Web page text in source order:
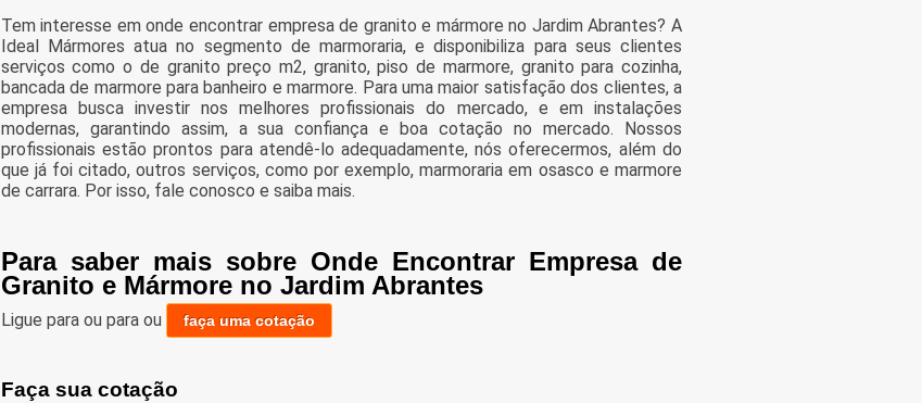
Tem interesse em onde encontrar empresa de granito e mármore no Jardim Abrantes? A
Ideal Mármores atua no segmento de marmoraria, e disponibiliza para seus clientes
serviços como o de granito preço m2, granito, piso de marmore, granito para cozinha,
bancada de marmore para banheiro e marmore. Para uma maior satisfação dos clientes, a
empresa busca investir nos melhores profissionais do mercado, e em instalações
modernas, garantindo assim, a sua confiança e boa cotação no mercado. Nossos
profissionais estão prontos para atendê-lo adequadamente, nós oferecermos, além do
que já foi citado, outros serviços, como por exemplo, marmoraria em osasco e marmore
de carrara. Por isso, fale conosco e saiba mais.
Para saber mais sobre Onde Encontrar Empresa de
Granito e Mármore no Jardim Abrantes
Ligue para ou para ou faça uma cotação
Faça sua cotação